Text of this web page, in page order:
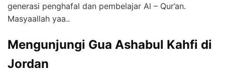
generasi penghafal dan pembelajar Al – Qur’an.
Masyaallah yaa..
Mengunjungi Gua Ashabul Kahfi di
Jordan